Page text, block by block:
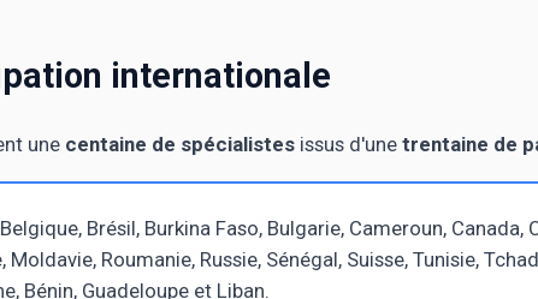
internationale
une centaine de spécialistes issus d'une trentaine de
Brésil, Burkina Faso, Bulgarie, Cameroun,
Moldavie, Roumanie, Russie, Sénégal, Suisse, Tunisie,
Bénin, Guadeloupe et Liban.